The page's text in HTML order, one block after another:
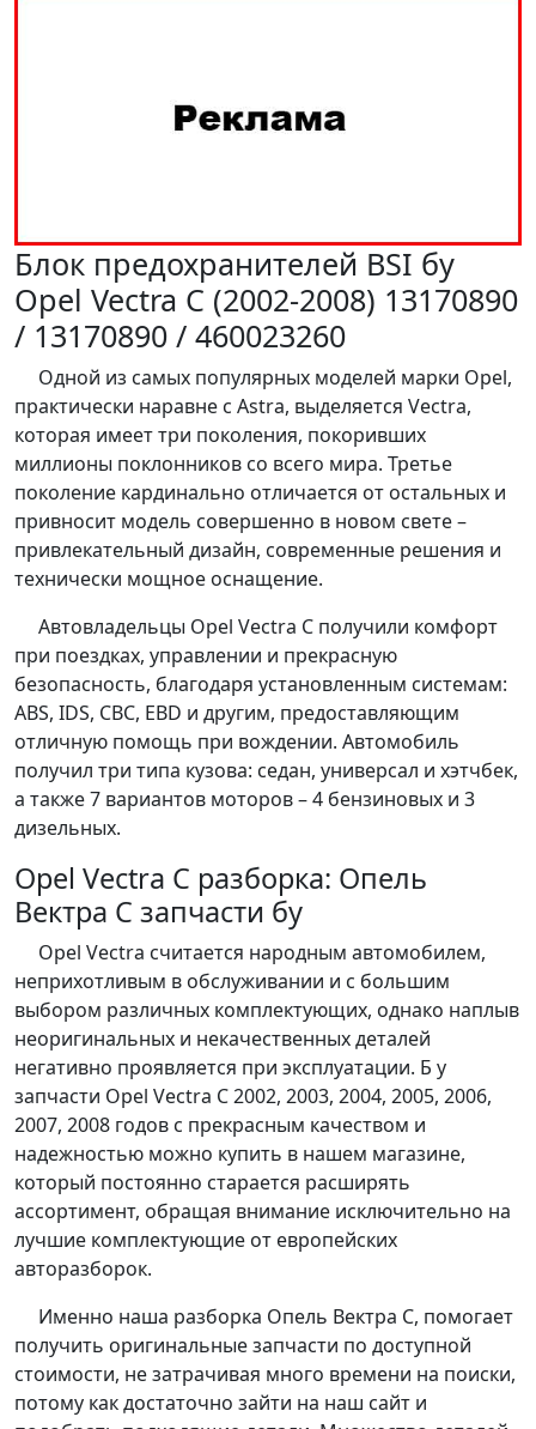
Блок предохранителей BSI бу
Opel Vectra C (2002-2008) 13170890
/ 13170890 / 460023260
Одной из самых популярных моделей марки Opel,
практически наравне с Astra, выделяется Vectra,
которая имеет три поколения, покоривших
миллионы поклонников со всего мира. Третье
поколение кардинально отличается от остальных и
привносит модель совершенно в новом свете –
привлекательный дизайн, современные решения и
технически мощное оснащение.
Автовладельцы Opel Vectra C получили комфорт
при поездках, управлении и прекрасную
безопасность, благодаря установленным системам:
ABS, IDS, CBC, EBD и другим, предоставляющим
отличную помощь при вождении. Автомобиль
получил три типа кузова: седан, универсал и хэтчбек,
а также 7 вариантов моторов – 4 бензиновых и 3
дизельных.
Opel Vectra C разборка: Опель
Вектра С запчасти бу
Opel Vectra считается народным автомобилем,
неприхотливым в обслуживании и с большим
выбором различных комплектующих, однако наплыв
неоригинальных и некачественных деталей
негативно проявляется при эксплуатации. Б у
запчасти Opel Vectra C 2002, 2003, 2004, 2005, 2006,
2007, 2008 годов с прекрасным качеством и
надежностью можно купить в нашем магазине,
который постоянно старается расширять
ассортимент, обращая внимание исключительно на
лучшие комплектующие от европейских
авторазборок.
Именно наша разборка Опель Вектра С, помогает
получить оригинальные запчасти по доступной
стоимости, не затрачивая много времени на поиски,
потому как достаточно зайти на наш сайт и